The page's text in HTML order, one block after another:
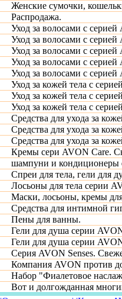
Женские сумочки,
Распродажа.
Уход за волосами с
Уход за волосами с серией
Уход за волосами с серией
Уход за волосами с серией
Уход за волосами с серией
Уход за кожей тела с
Уход за кожей тела с
Уход за кожей тела с
Средства для ухода за
Средства для ухода за
Средства для ухода за
Кремы сери AVON Care.
шампуни и кондиционеры
Спреи для тела, гели для
Лосьоны для тела серии
Маски, лосьоны, кремы
Средства для интимной
Пены для ванны.
Гели для душа серии
Гели для душа серии
Cерия AVON Senses.
Компания AVON против
Набор "Фиалетовое
Вот и долгожданная